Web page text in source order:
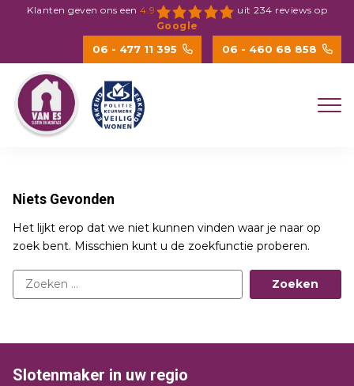
SpringKlanten geven ons een 4.9 uit 234 reviews op
Google
06 - 477 11 395 06 - 460 68 858
Niets Gevonden
Het lijkt erop dat we niet kunnen vinden waar je naar op
zoek bent. Misschien kunt u de zoekfunctie proberen.
Zoeken
naar:
Slotenmaker in uw regio